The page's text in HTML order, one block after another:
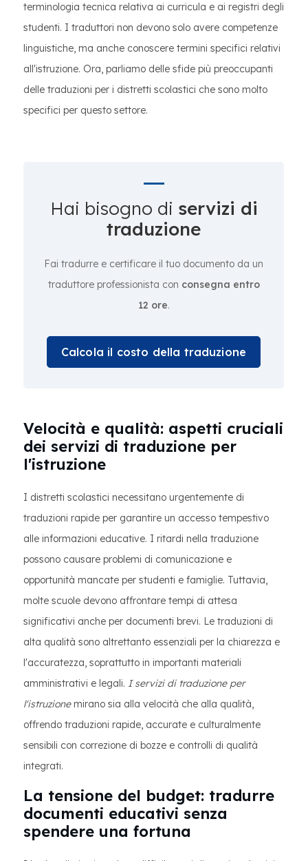
terminologia tecnica relativa ai curricula e ai registri degli
studenti. I traduttori non devono solo avere competenze
linguistiche, ma anche conoscere termini specifici relativi
all'istruzione. Ora, parliamo delle sfide più preoccupanti
delle traduzioni per i distretti scolastici che sono molto
specifici per questo settore.
Hai bisogno di servizi di
traduzione
Fai tradurre e certificare il tuo documento da un
traduttore professionista con consegna entro
12 ore.
Calcola il costo della traduzione
Velocità e qualità: aspetti cruciali
dei servizi di traduzione per
l'istruzione
I distretti scolastici necessitano urgentemente di
traduzioni rapide per garantire un accesso tempestivo
alle informazioni educative. I ritardi nella traduzione
possono causare problemi di comunicazione e
opportunità mancate per studenti e famiglie. Tuttavia,
molte scuole devono affrontare tempi di attesa
significativi anche per documenti brevi. Le traduzioni di
alta qualità sono altrettanto essenziali per la chiarezza e
l'accuratezza, soprattutto in importanti materiali
amministrativi e legali. I servizi di traduzione per
l'istruzionemirano sia alla velocità che alla qualità,
offrendo traduzioni rapide, accurate e culturalmente
sensibili con correzione di bozze e controlli di qualità
integrati.
La tensione del budget: tradurre
documenti educativi senza
spendere una fortuna